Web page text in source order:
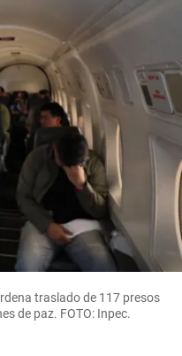
traslado de 117 presos
de paz. FOTO: Inpec.